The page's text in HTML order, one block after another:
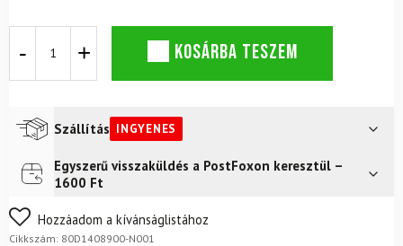
MOON
fekete
mennyiség
KOSÁRBA TESZEM
Szállítás INGYENES
Futár a címreIngyenes
FoxPost
Egyszerű visszaküldés a PostFoxon keresztül –
1600 Ft
Nem biztos a választásában? Semmi gond – a terméket
egyszerűen visszaküldheti 14 napon belül, indoklás nélkül.
Hozzáadom a kívánságlistához
Cikkszám: 80D1408900-N001